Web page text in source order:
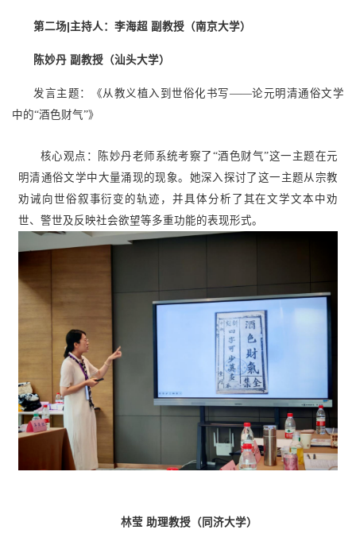
第二场|主持人：李海超 副教授（南京大学）
陈妙丹 副教授（汕头大学）
发言主题：《从教义植入到世俗化书写——论元明清通俗文学
中的“酒色财气”》
核心观点：陈妙丹老师系统考察了“酒色财气”这一主题在元
明清通俗文学中大量涌现的现象。她深入探讨了这一主题从宗教
劝诫向世俗叙事衍变的轨迹，并具体分析了其在文学文本中劝
世、警世及反映社会欲望等多重功能的表现形式。
林莹 助理教授（同济大学）